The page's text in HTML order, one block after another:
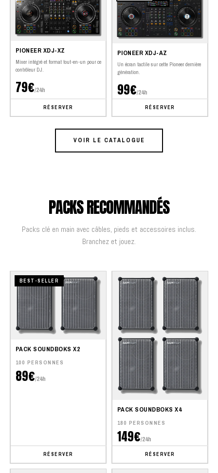
PIONEER XDJ-XZ
Mixer intégré et format tout-en-un pour ce
contrôleur DJ.
79€/24h
RÉSERVER
PIONEER XDJ-AZ
Un écran tactile sur cette Pioneer dernière
génération.
99€/24h
RÉSERVER
VOIR LE CATALOGUE
PACKS RECOMMANDÉS
Packs clé en main avec câbles, pieds et accessoires inclus.
Branchez et jouez.
BEST-SELLER
PACK SOUNDBOKS X2
100 PERSONNES
89€/24h
RÉSERVER
PACK SOUNDBOKS X4
180 PERSONNES
149€/24h
RÉSERVER